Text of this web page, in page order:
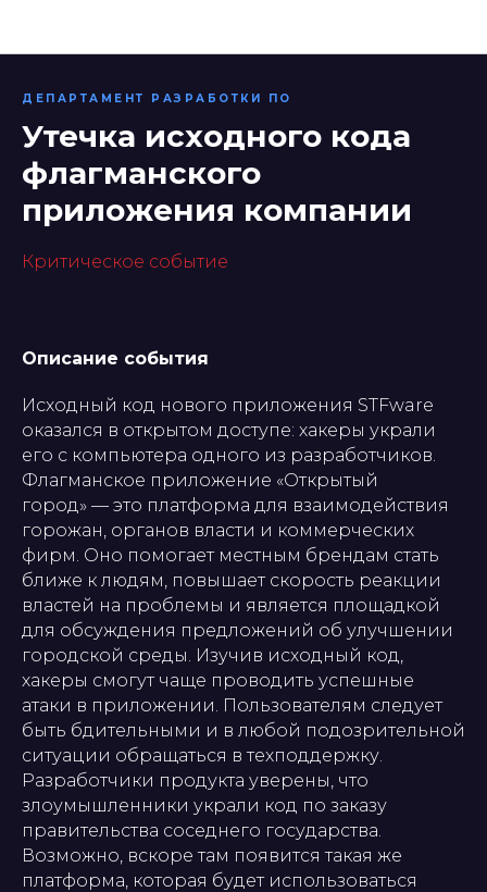
ДЕПАРТАМЕНТ РАЗРАБОТКИ ПО
Утечка исходного кода
флагманского
приложения компании
Критическое событие
Описание события
Исходный код нового приложения STFware
оказался в открытом доступе: хакеры украли
его с компьютера одного из разработчиков.
Флагманское приложение «Открытый
город» — это платформа для взаимодействия
горожан, органов власти и коммерческих
фирм. Оно помогает местным брендам стать
ближе к людям, повышает скорость реакции
властей на проблемы и является площадкой
для обсуждения предложений об улучшении
городской среды. Изучив исходный код,
хакеры смогут чаще проводить успешные
атаки в приложении. Пользователям следует
быть бдительными и в любой подозрительной
ситуации обращаться в техподдержку.
Разработчики продукта уверены, что
злоумышленники украли код по заказу
правительства соседнего государства.
Возможно, вскоре там появится такая же
платформа, которая будет использоваться